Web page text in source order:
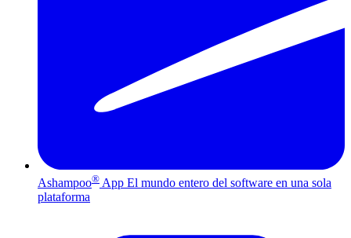
Ashampoo® App El mundo entero del software en una sola
plataforma